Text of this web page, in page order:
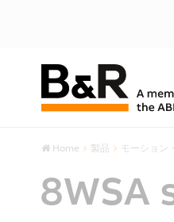
Home 製品 モーション
8WSA